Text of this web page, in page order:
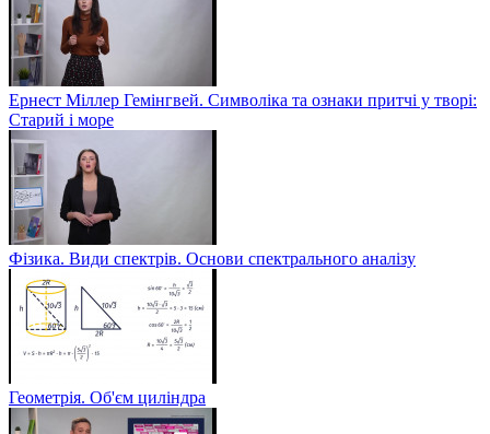
Ернест Міллер Гемінгвей. Символіка та ознаки притчі у творі:
Старий і море
Фізика. Види спектрів. Основи спектрального аналізу
Геометрія. Об'єм циліндра